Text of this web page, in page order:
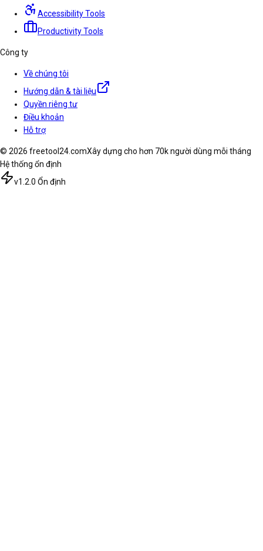
Accessibility Tools
Productivity Tools
Công ty
Về chúng tôi
Hướng dẫn & tài liệu
Quyền riêng tư
Điều khoản
Hỗ trợ
© 2026 freetool24.comXây dựng cho hơn 70k người dùng mỗi tháng
Hệ thống ổn định
v1.2.0 Ổn định